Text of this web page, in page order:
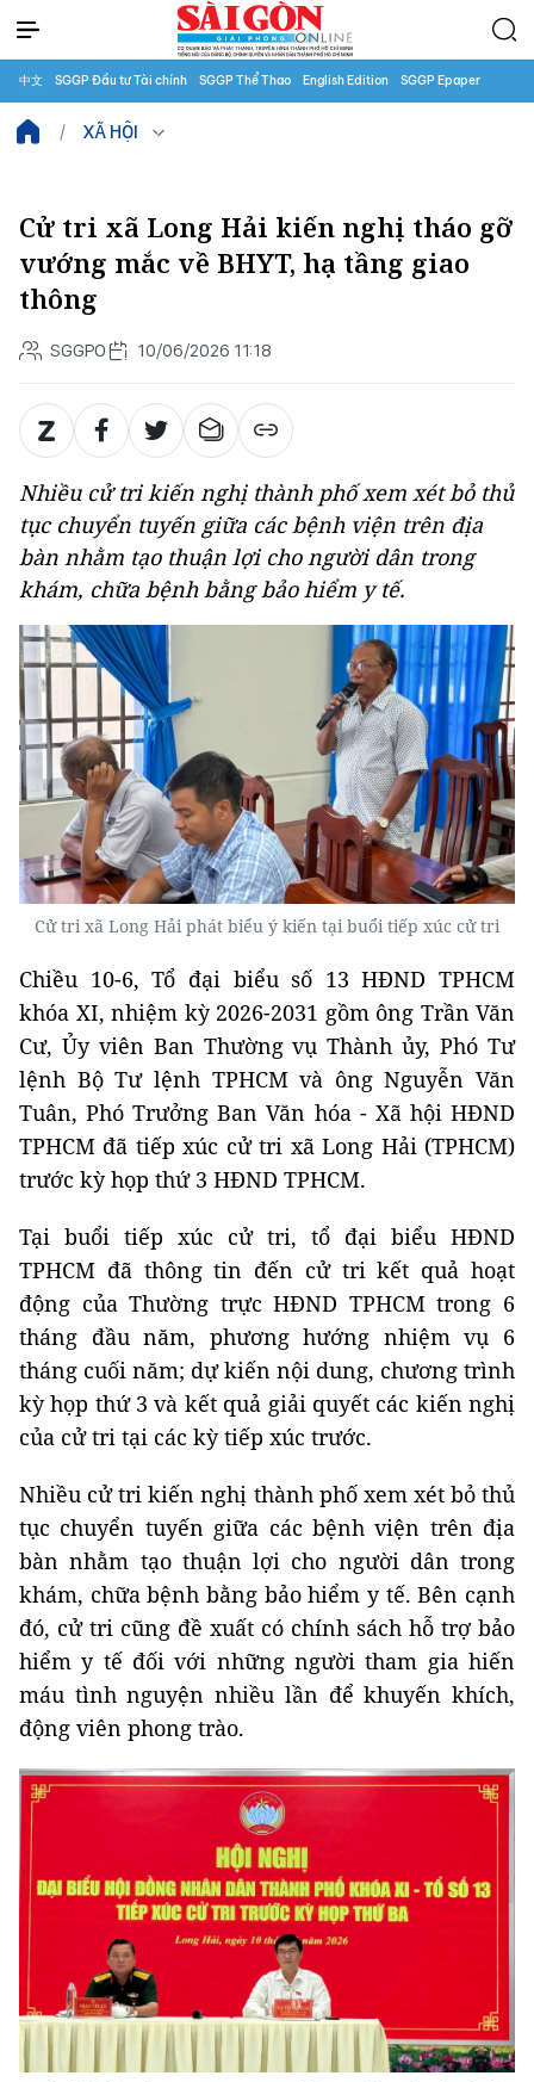
中文 SGGP Đầu tư Tài chính SGGP Thể Thao English Edition SGGP Epaper
XÃ HỘI
Cử tri xã Long Hải kiến nghị tháo gỡ
vướng mắc về BHYT, hạ tầng giao
thông
SGGPO 10/06/2026 11:18
Nhiều cử tri kiến nghị thành phố xem xét bỏ thủ
tục chuyển tuyến giữa các bệnh viện trên địa
bàn nhằm tạo thuận lợi cho người dân trong
khám, chữa bệnh bằng bảo hiểm y tế.
Cử tri xã Long Hải phát biểu ý kiến tại buổi tiếp xúc cử tri
Chiều 10-6, Tổ đại biểu số 13 HĐND TPHCM
khóa XI, nhiệm kỳ 2026-2031 gồm ông Trần Văn
Cư, Ủy viên Ban Thường vụ Thành ủy, Phó Tư
lệnh Bộ Tư lệnh TPHCM và ông Nguyễn Văn
Tuân, Phó Trưởng Ban Văn hóa - Xã hội HĐND
TPHCM đã tiếp xúc cử tri xã Long Hải (TPHCM)
trước kỳ họp thứ 3 HĐND TPHCM.
Tại buổi tiếp xúc cử tri, tổ đại biểu HĐND
TPHCM đã thông tin đến cử tri kết quả hoạt
động của Thường trực HĐND TPHCM trong 6
tháng đầu năm, phương hướng nhiệm vụ 6
tháng cuối năm; dự kiến nội dung, chương trình
kỳ họp thứ 3 và kết quả giải quyết các kiến nghị
của cử tri tại các kỳ tiếp xúc trước.
Nhiều cử tri kiến nghị thành phố xem xét bỏ thủ
tục chuyển tuyến giữa các bệnh viện trên địa
bàn nhằm tạo thuận lợi cho người dân trong
khám, chữa bệnh bằng bảo hiểm y tế. Bên cạnh
đó, cử tri cũng đề xuất có chính sách hỗ trợ bảo
hiểm y tế đối với những người tham gia hiến
máu tình nguyện nhiều lần để khuyến khích,
động viên phong trào.